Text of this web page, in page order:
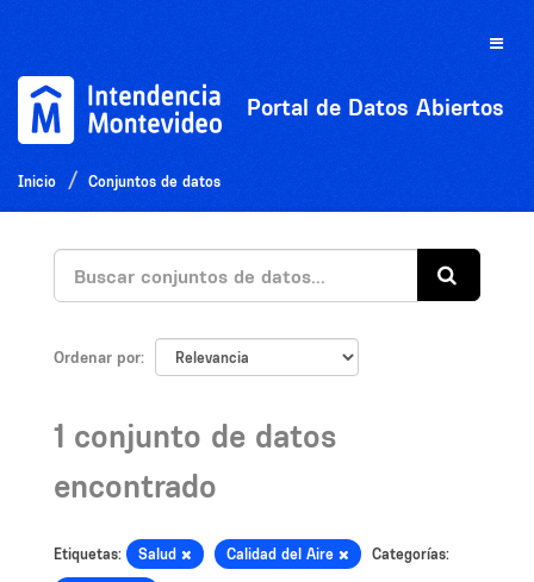
Toggle
Portal de Datos Abiertos
Inicio Conjuntos de datos
Ordenar por
1 conjunto de datos
encontrado
Etiquetas: Salud Calidad del Aire Categorías: